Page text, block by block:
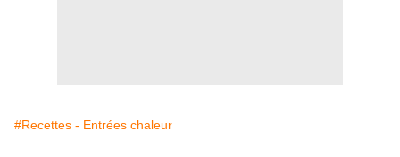
#Recettes - Entrées chaleur